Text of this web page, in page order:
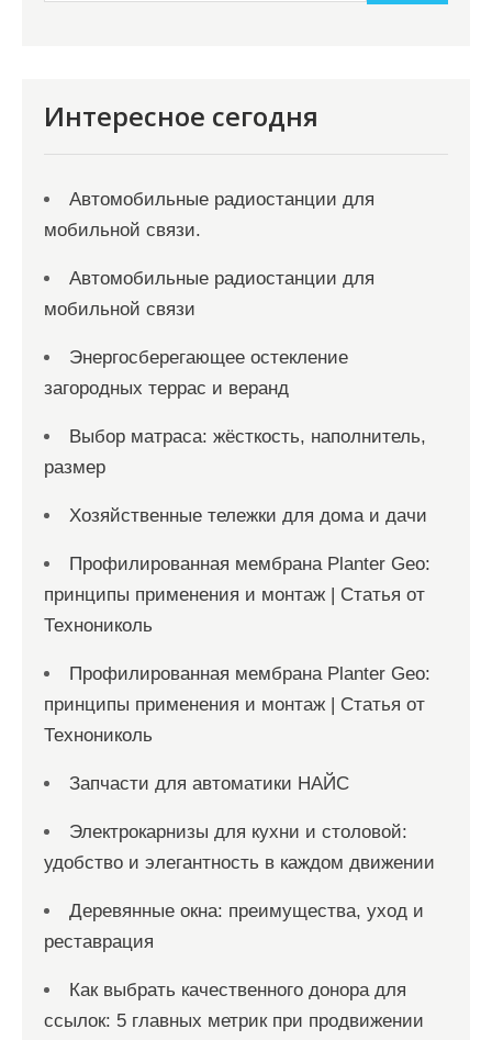
Интересное сегодня
Автомобильные радиостанции для
мобильной связи.
Автомобильные радиостанции для
мобильной связи
Энергосберегающее остекление
загородных террас и веранд
Выбор матраса: жёсткость, наполнитель,
размер
Хозяйственные тележки для дома и дачи
Профилированная мембрана Planter Geo:
принципы применения и монтаж | Статья от
Технониколь
Профилированная мембрана Planter Geo:
принципы применения и монтаж | Статья от
Технониколь
Запчасти для автоматики НАЙС
Электрокарнизы для кухни и столовой:
удобство и элегантность в каждом движении
Деревянные окна: преимущества, уход и
реставрация
Как выбрать качественного донора для
ссылок: 5 главных метрик при продвижении